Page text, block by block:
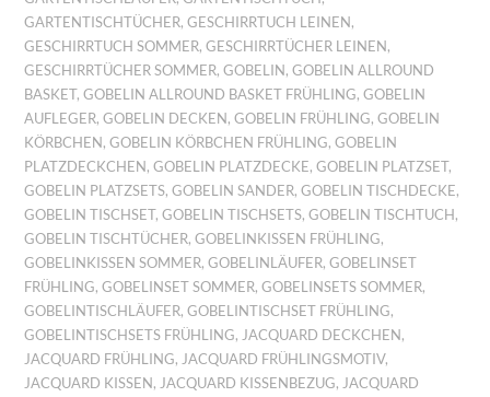
GARTENTISCHTÜCHER,GESCHIRRTUCH LEINEN ,
GESCHIRRTUCH SOMMER,GESCHIRRTÜCHER LEINEN ,
GESCHIRRTÜCHER SOMMER,GOBELIN ,GOBELIN ALLROUND
BASKET,GOBELIN ALLROUND BASKET FRÜHLING,GOBELIN
AUFLEGER,GOBELIN DECKEN ,GOBELIN FRÜHLING,GOBELIN
KÖRBCHEN ,GOBELIN KÖRBCHEN FRÜHLING,GOBELIN
PLATZDECKCHEN ,GOBELIN PLATZDECKE,GOBELIN PLATZSET,
GOBELIN PLATZSETS,GOBELIN SANDER,GOBELIN TISCHDECKE,
GOBELIN TISCHSET,GOBELIN TISCHSETS,GOBELIN TISCHTUCH ,
GOBELIN TISCHTÜCHER,GOBELINKISSEN FRÜHLING,
GOBELINKISSEN SOMMER,GOBELINLÄUFER,GOBELINSET
FRÜHLING,GOBELINSET SOMMER,GOBELINSETS SOMMER,
GOBELINTISCHLÄUFER,GOBELINTISCHSET FRÜHLING,
GOBELINTISCHSETS FRÜHLING, JACQUARD DECKCHEN ,
JACQUARD FRÜHLING, JACQUARD FRÜHLINGSMOTIV,
JACQUARD KISSEN , JACQUARD KISSENBEZUG, JACQUARD